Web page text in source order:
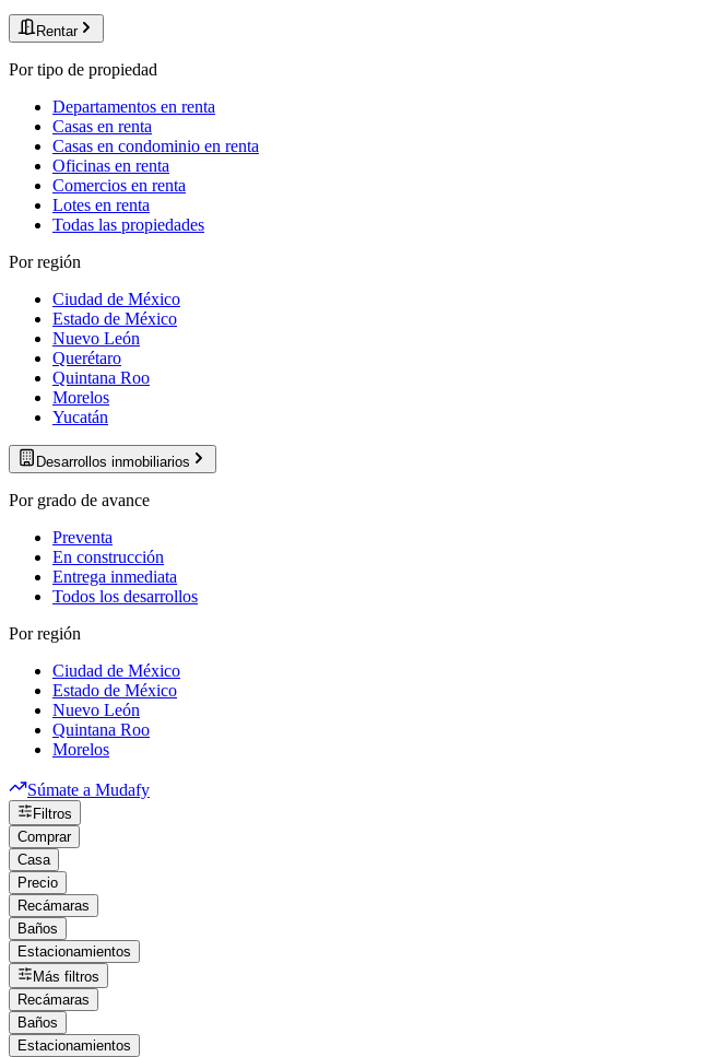
Rentar
Por tipo de propiedad
Departamentos en renta
Casas en renta
Casas en condominio en renta
Oficinas en renta
Comercios en renta
Lotes en renta
Todas las propiedades
Por región
Ciudad de México
Estado de México
Nuevo León
Querétaro
Quintana Roo
Morelos
Yucatán
Desarrollos inmobiliarios
Por grado de avance
Preventa
En construcción
Entrega inmediata
Todos los desarrollos
Por región
Ciudad de México
Estado de México
Nuevo León
Quintana Roo
Morelos
Súmate a Mudafy
Filtros
Comprar
Casa
Precio
Recámaras
Baños
Estacionamientos
Más filtros
Recámaras
Baños
Estacionamientos